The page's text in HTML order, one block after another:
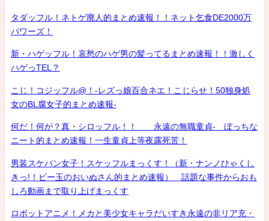
タダッフル！ネトゲ廃人的まとめ速報！！ネット乞食DE2000万
パワーズ！
新・ハゲッフル！哀愁のハゲ男の髪ってるまとめ速報！！激しく
ハゲっTEL？
こじ！コジッフル@！-レズっ娘百合ネエ！こじらせ！50独身処
女のBL腐女子的まとめ速報-
何だ！何が？真・シロッフル！！ 永遠の無職童貞- ぼっちな
ニート的まとめ速報！一生童貞上等夜露死苦！
男装スケバン女子！スケッフルまっくす！（新・ナンノひゃくし
きっ!！ビー玉のおいぬさん的まとめ速報） 話題な事件からおも
しろ動画まで取り上げまっくす
ロボットアニメ！メカと美少女キャラだいすき永遠の非リア充・